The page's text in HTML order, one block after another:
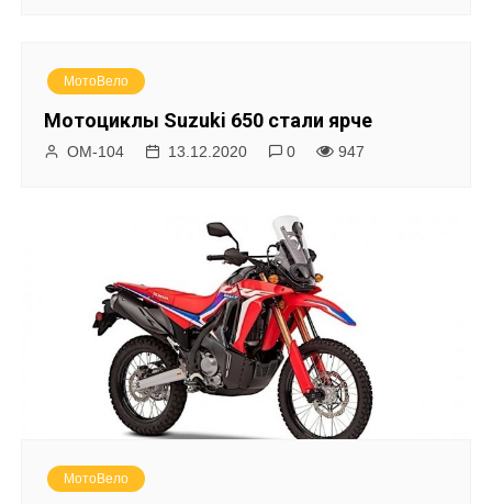
МотоВело
Мотоциклы Suzuki 650 стали ярче
ОМ-104 13.12.2020 0 947
МотоВело